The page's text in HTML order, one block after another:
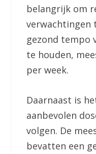
belangrijk om
verwachtingen
gezond tempo
te houden,
per week.
Daarnaast is
aanbevolen
volgen. De
bevatten een